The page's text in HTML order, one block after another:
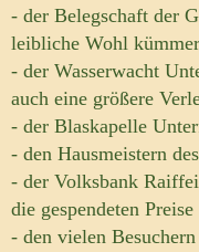
- der Belegschaft der
leibliche Wohl
- der Wasserwacht
auch eine größere
- der Blaskapelle
- den Hausmeistern
- der Volksbank
die gespendeten Preise
- den vielen